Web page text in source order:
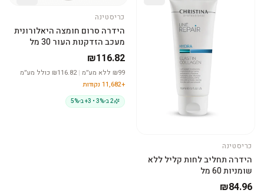
הוסיפי לסל
כריסטינה
הידרה תחליב לחות קליל ללא
שומניות 60 מל
₪84.96
כריסטינה
הידרה סרום חומצה היאלורונית
מעכב הזדקנות העור 30 מל
₪116.82
₪99 ללא מע״מ |
₪
116.82
כולל מע״מ
+
11,682 נקודות
2 ב-3% • 3+ ב-5%